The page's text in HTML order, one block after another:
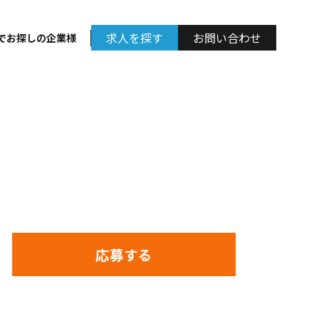
お探しの企業様 求人を探す お問い合わせ
応募する